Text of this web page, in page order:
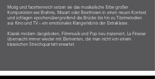
Mutig und facettenreich setzen sie das musikalische Erbe großer
Komponisten wie Brahms, Mozart oder Beethoven in einen neuen Kontext
und schlagen epochenübergreifend die Brücke bis hin zu Titelmelodien
aus Kino und TV – ein emotionales Klangerlebnis der Extraklasse.
Klassik modern dargeboten, Filmmusik und Pop neu inszeniert, La Finesse
überrascht immer wieder mit Elementen, die man nicht von einem
klassischen Streichquartett erwartet.